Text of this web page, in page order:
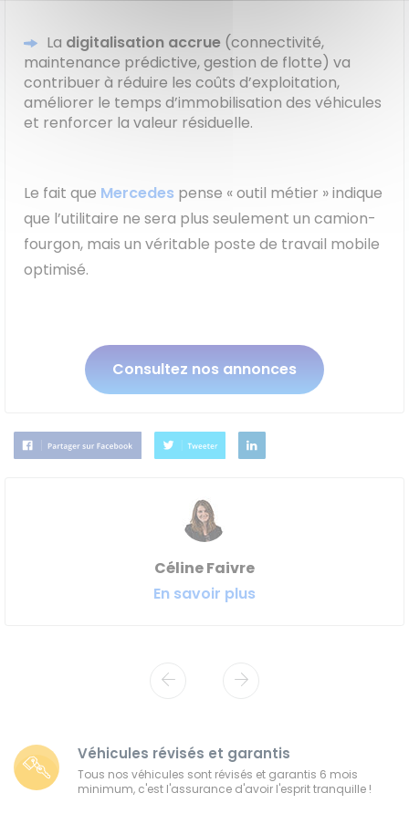
La digitalisation accrue (connectivité,
maintenance prédictive, gestion de flotte) va
contribuer à réduire les coûts d’exploitation,
améliorer le temps d’immobilisation des véhicules
et renforcer la valeur résiduelle.
Le fait que Mercedes pense « outil métier » indique
que l’utilitaire ne sera plus seulement un camion-
fourgon, mais un véritable poste de travail mobile
optimisé.
Consultez nos annonces
Céline Faivre
En savoir plus
Véhicules révisés et garantis
Tous nos véhicules sont révisés et garantis 6 mois
minimum, c'est l'assurance d'avoir l'esprit tranquille !